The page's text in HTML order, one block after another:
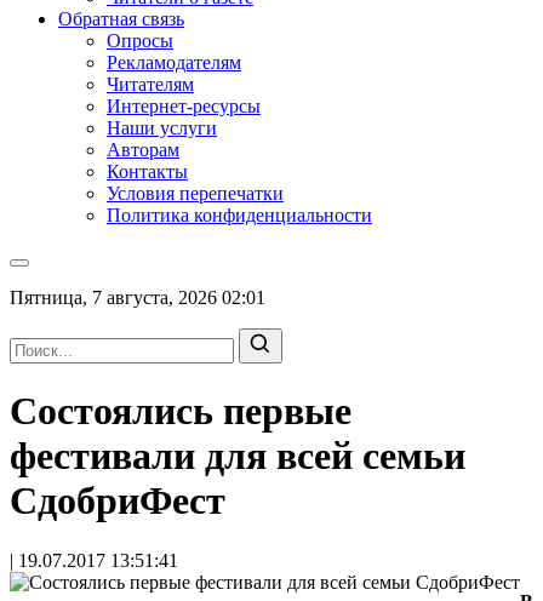
Обратная связь
Опросы
Рекламодателям
Читателям
Интернет-ресурсы
Наши услуги
Авторам
Контакты
Условия перепечатки
Политика конфиденциальности
Пятница, 7 августа, 2026 02:01
Состоялись первые
фестивали для всей семьи
СдобриФест
| 19.07.2017 13:51:41